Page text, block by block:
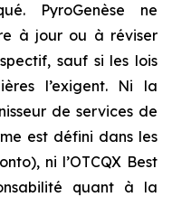
PyroGenèse ne
à jour ou à réviser
sauf si les lois
l’exigent. Ni la
de services de
est défini dans les
ni l’OTCQX Best
quant à la